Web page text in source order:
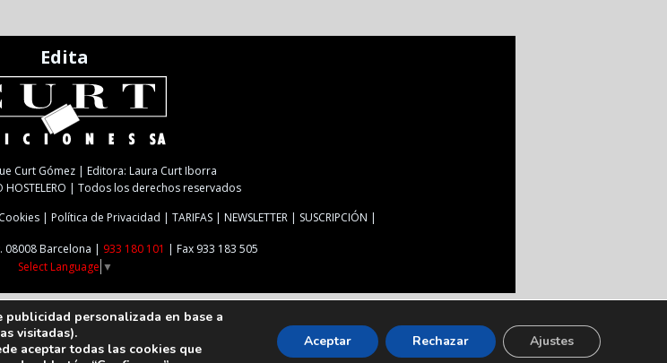
Edita
Curt Gómez | Editora: Laura Curt Iborra
HOSTELERO | Todos los derechos reservados
Política de Privacidad TARIFAS NEWSLETTER SUSCRIPCIÓN
08008 Barcelona | 933 180 101 | Fax 933 183 505
Select Language ▼
personalizada en base a
visitadas).
aceptar todas las cookies que
Aceptar Rechazar Ajustes